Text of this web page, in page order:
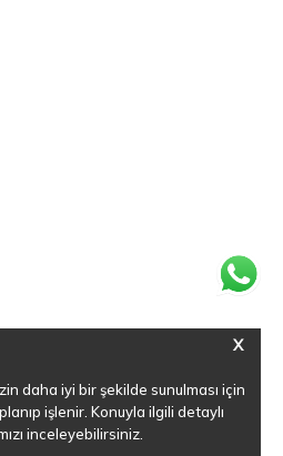
X
daha iyi bir şekilde sunulması için
işlenir. Konuyla ilgili detaylı
inceleyebilirsiniz.